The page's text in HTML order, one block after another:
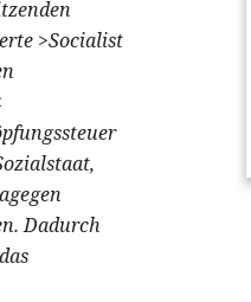
>Socialist
Dadurch